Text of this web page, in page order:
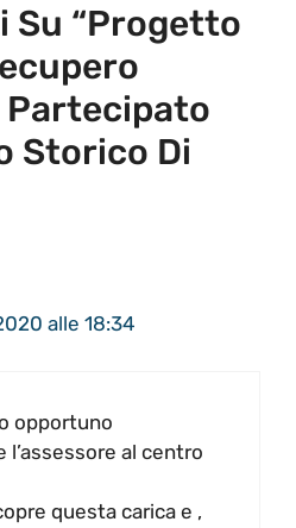
Su “Progetto
Storico Di
alle 18:34
opportuno
l’assessore al centro
questa carica e ,